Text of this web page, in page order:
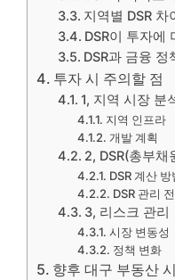
지역별 DSR 차
DSR이 투자에
DSR과 금융 정
투자 시 주의할 점
1, 지역 시장 분
지역 인프라
개발 계획
2, DSR(총부채
DSR 계산 방
DSR 관리
3, 리스크 관리
시장 변동성
정책 변화
향후 대구 부동산